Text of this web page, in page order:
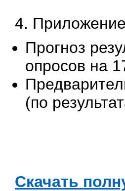
4. Приложение
Прогноз
опросов на
(по
Скачать